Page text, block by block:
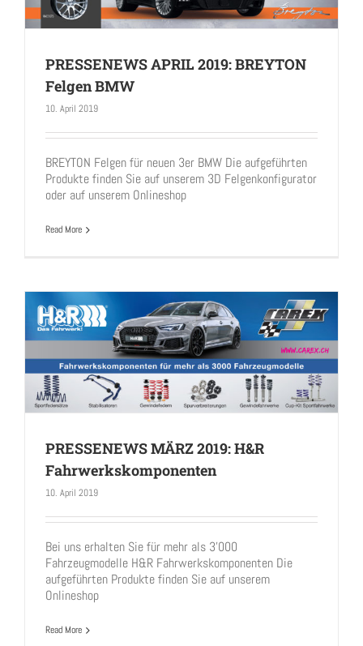
PRESSENEWS APRIL 2019: BREYTON Felgen BMW
PRESSENEWS APRIL 2019: BREYTON
Felgen BMW
10. April 2019
BREYTON Felgen für neuen 3er BMW Die aufgeführten
Produkte finden Sie auf unserem 3D Felgenkonfigurator
oder auf unserem Onlineshop
Read More
PRESSENEWS MÄRZ 2019: H&R
Fahrwerkskomponenten
10. April 2019
Bei uns erhalten Sie für mehr als 3'000
Fahrzeugmodelle H&R Fahrwerkskomponenten Die
aufgeführten Produkte finden Sie auf unserem
Onlineshop
Read More